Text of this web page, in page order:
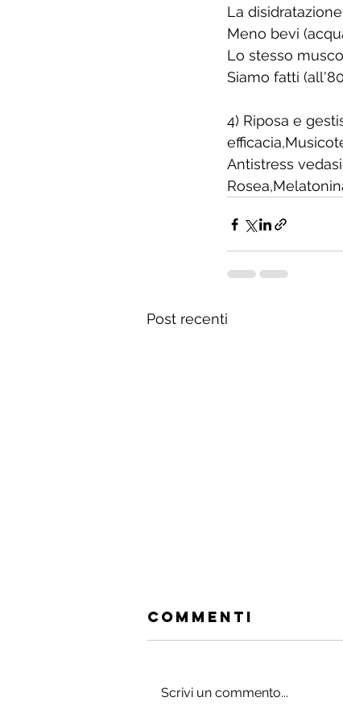
La
Meno bevi
Lo stesso
Siamo fatti
4) Riposa e
Antistress
Post recenti
Commenti
Scrivi un commento...